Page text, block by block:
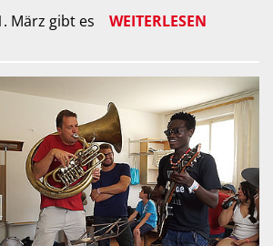
März gibt es
WEITERLESEN